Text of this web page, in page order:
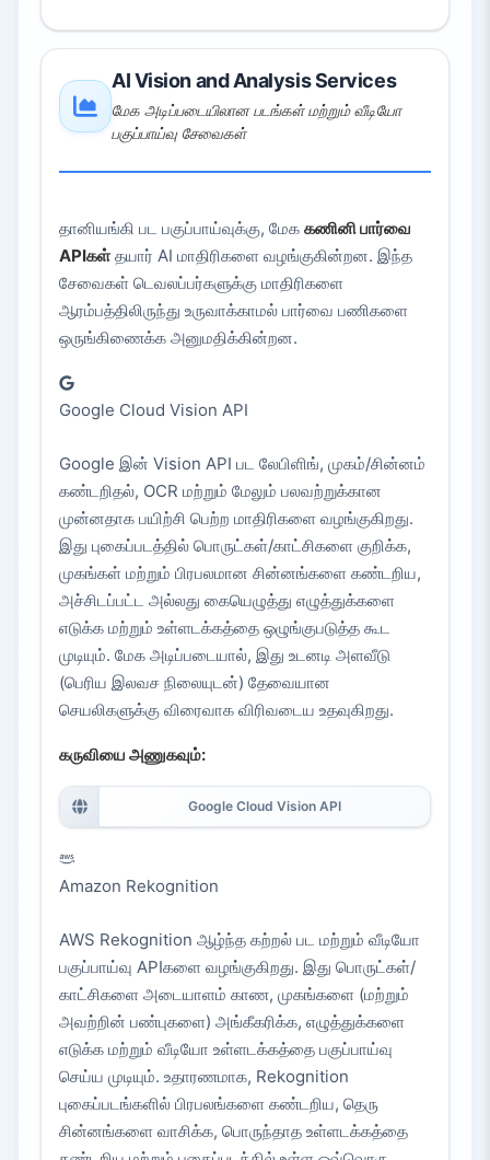
AI Vision and Analysis Services
மேக அடிப்படையிலான படங்கள் மற்றும் வீடியோ
பகுப்பாய்வு சேவைகள்
தானியங்கி பட பகுப்பாய்வுக்கு, மேக கணினி பார்வை
APIகள்தயார் AI மாதிரிகளை வழங்குகின்றன. இந்த
சேவைகள் டெவலப்பர்களுக்கு மாதிரிகளை
ஆரம்பத்திலிருந்து உருவாக்காமல் பார்வை பணிகளை
ஒருங்கிணைக்க அனுமதிக்கின்றன.
Google Cloud Vision API
Google இன் Vision API பட லேபிளிங், முகம்/சின்னம்
கண்டறிதல், OCR மற்றும் மேலும் பலவற்றுக்கான
முன்னதாக பயிற்சி பெற்ற மாதிரிகளை வழங்குகிறது.
இது புகைப்படத்தில் பொருட்கள்/காட்சிகளை குறிக்க,
முகங்கள் மற்றும் பிரபலமான சின்னங்களை கண்டறிய,
அச்சிடப்பட்ட அல்லது கையெழுத்து எழுத்துக்களை
எடுக்க மற்றும் உள்ளடக்கத்தை ஒழுங்குபடுத்த கூட
முடியும். மேக அடிப்படையால், இது உடனடி அளவீடு
(பெரிய இலவச நிலையுடன்) தேவையான
செயலிகளுக்கு விரைவாக விரிவடைய உதவுகிறது.
கருவியை அணுகவும்:
Google Cloud Vision API
Amazon Rekognition
AWS Rekognition ஆழ்ந்த கற்றல் பட மற்றும் வீடியோ
பகுப்பாய்வு APIகளை வழங்குகிறது. இது பொருட்கள்/
காட்சிகளை அடையாளம் காண, முகங்களை (மற்றும்
அவற்றின் பண்புகளை) அங்கீகரிக்க, எழுத்துக்களை
எடுக்க மற்றும் வீடியோ உள்ளடக்கத்தை பகுப்பாய்வு
செய்ய முடியும். உதாரணமாக, Rekognition
புகைப்படங்களில் பிரபலங்களை கண்டறிய, தெரு
சின்னங்களை வாசிக்க, பொருந்தாத உள்ளடக்கத்தை